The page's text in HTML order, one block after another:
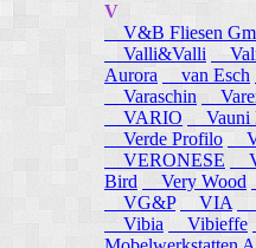
V
V&B Fliesen
Valli&Valli
Aurora
van Esch
Varaschin
VARIO
Vauni
Verde Profilo
VERONESE
Bird
Very Wood
VG&P
VIA
Vibia
Vibieffe